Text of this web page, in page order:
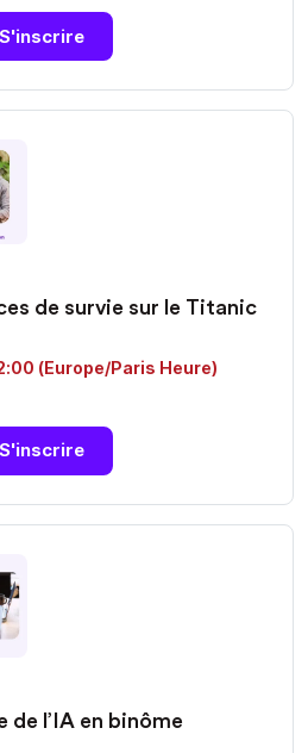
S'inscrire
de survie sur le Titanic
(Europe/Paris Heure)
S'inscrire
de l’IA en binôme